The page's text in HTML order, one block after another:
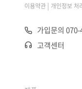
이용약관 | 개인정보 처
가입문의
고객센터